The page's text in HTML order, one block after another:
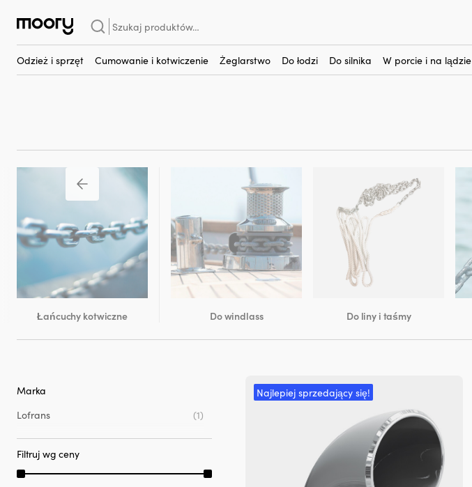
Szukaj:
Odzież i sprzęt Cumowanie i kotwiczenie Żeglarstwo Do łodzi Do silnika W porcie i na lądzie
Rura podajnika łańcucha (1)
Łańcuchy kotwiczne Do windlass Do liny i taśmy
Marka
Lofrans
(1)
Filtruj wg ceny
Najlepiej sprzedający się!